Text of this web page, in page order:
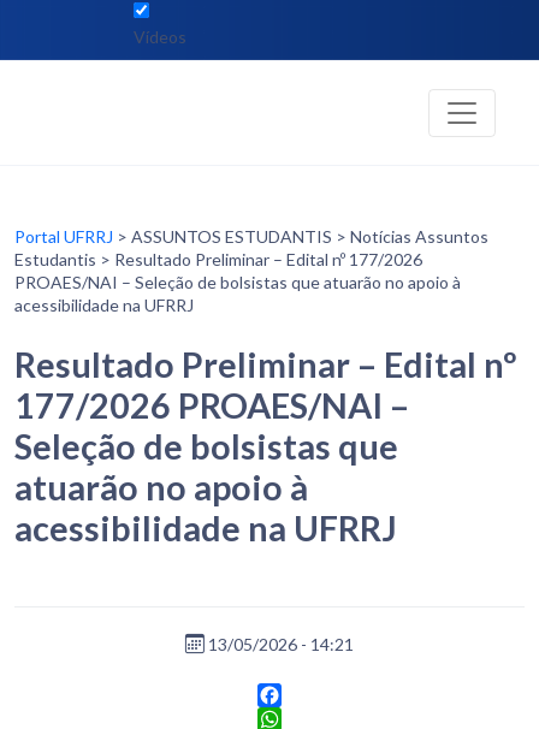
Vídeos
Portal UFRRJ > ASSUNTOS ESTUDANTIS > Notícias Assuntos
Estudantis > Resultado Preliminar – Edital nº 177/2026
PROAES/NAI – Seleção de bolsistas que atuarão no apoio à
acessibilidade na UFRRJ
Resultado Preliminar – Edital nº
177/2026 PROAES/NAI –
Seleção de bolsistas que
atuarão no apoio à
acessibilidade na UFRRJ
13/05/2026 - 14:21
Facebook